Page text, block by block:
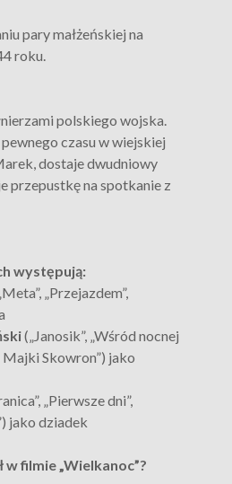
pary małżeńskiej na
roku.
polskiego wojska.
czasu w wiejskiej
dostaje dwudniowy
przepustkę na spotkanie z
występują:
„Przejazdem”,
(„Janosik”, „Wśród nocnej
Majki Skowron”) jako
„Pierwsze dni”,
jako dziadek
w filmie „Wielkanoc”?